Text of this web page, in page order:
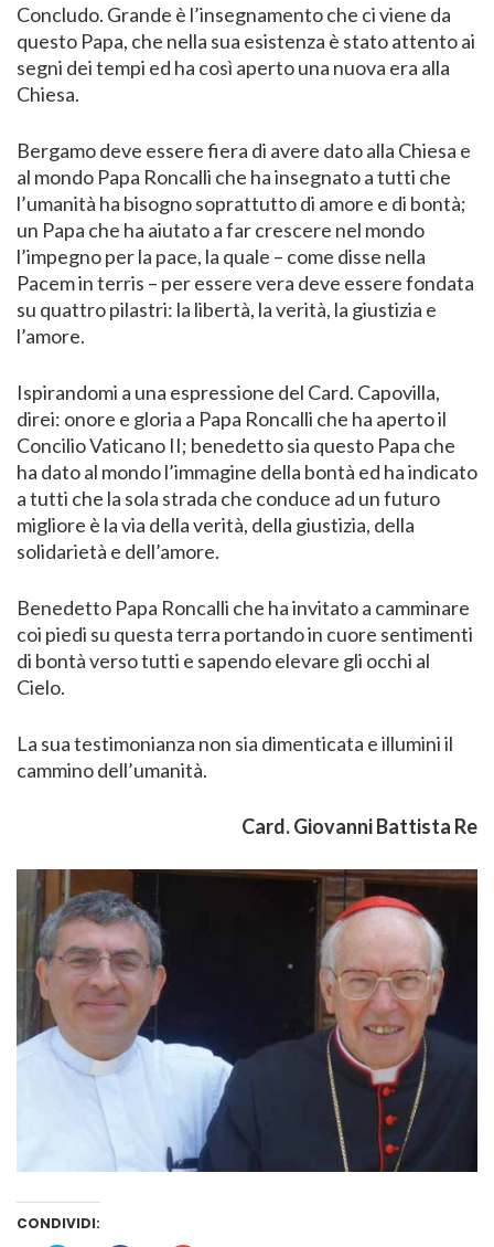
Concludo. Grande è l’insegnamento che ci viene da
questo Papa, che nella sua esistenza è stato attento ai
segni dei tempi ed ha così aperto una nuova era alla
Chiesa.
Bergamo deve essere fiera di avere dato alla Chiesa e
al mondo Papa Roncalli che ha insegnato a tutti che
l’umanità ha bisogno soprattutto di amore e di bontà;
un Papa che ha aiutato a far crescere nel mondo
l’impegno per la pace, la quale – come disse nella
Pacem in terris – per essere vera deve essere fondata
su quattro pilastri: la libertà, la verità, la giustizia e
l’amore.
Ispirandomi a una espressione del Card. Capovilla,
direi: onore e gloria a Papa Roncalli che ha aperto il
Concilio Vaticano II; benedetto sia questo Papa che
ha dato al mondo l’immagine della bontà ed ha indicato
a tutti che la sola strada che conduce ad un futuro
migliore è la via della verità, della giustizia, della
solidarietà e dell’amore.
Benedetto Papa Roncalli che ha invitato a camminare
coi piedi su questa terra portando in cuore sentimenti
di bontà verso tutti e sapendo elevare gli occhi al
Cielo.
La sua testimonianza non sia dimenticata e illumini il
cammino dell’umanità.
Card. Giovanni Battista Re
CONDIVIDI: